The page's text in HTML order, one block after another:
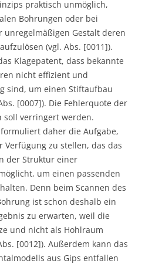
praktisch unmöglich,
Bohrungen oder bei
unregelmäßigen Gestalt deren
(vgl. Abs. [0011]).
Klagepatent, dass bekannte
nicht effizient und
sind, um einen Stiftaufbau
[0007]). Die Fehlerquote der
soll verringert werden.
daher die Aufgabe,
Verfügung zu stellen, das das
der Struktur einer
um einen passenden
Denn beim Scannen des
ist schon deshalb ein
zu erwarten, weil die
und nicht als Hohlraum
[0012]). Außerdem kann das
aus Gips entfallen